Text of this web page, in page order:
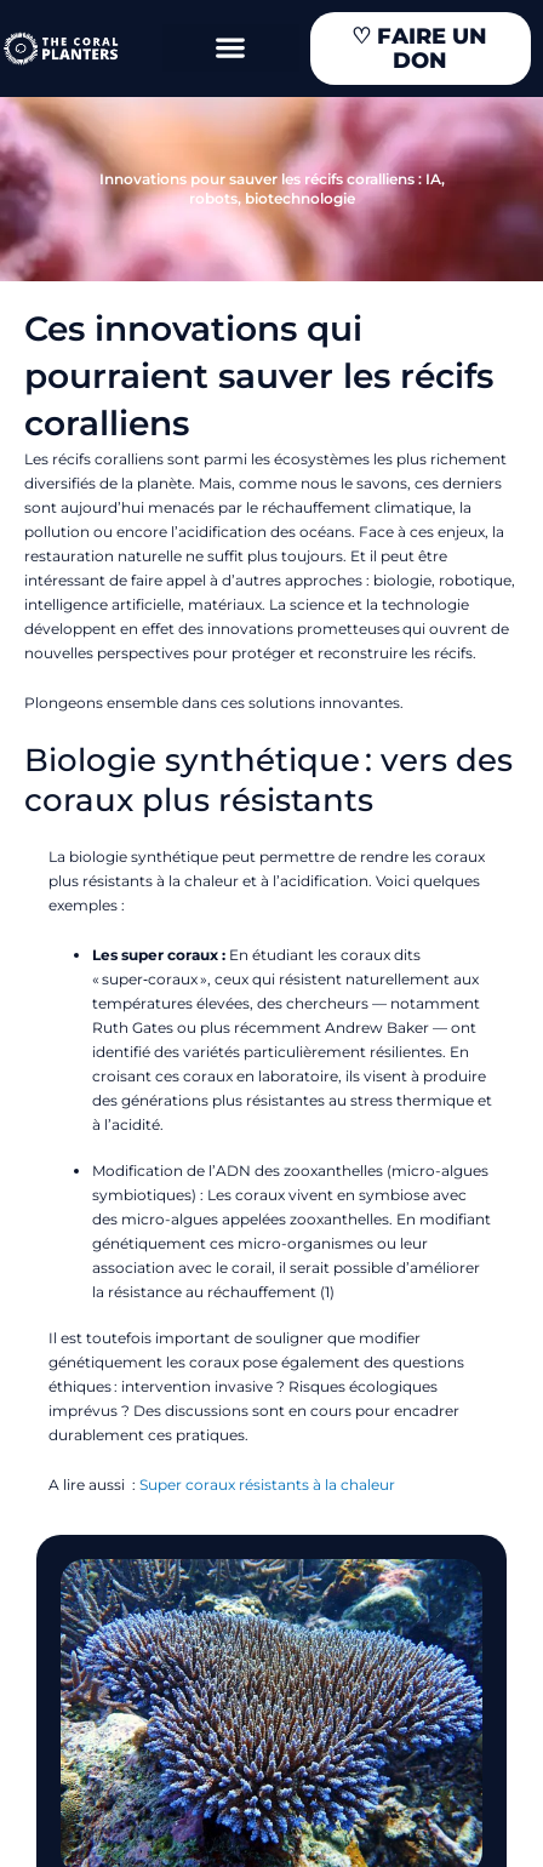
au
contenu
♡ FAIRE UN
DON
Innovations pour sauver les récifs coralliens : IA,
robots, biotechnologie
Ces innovations qui
pourraient sauver les récifs
coralliens
Les récifs coralliens sont parmi les écosystèmes les plus richement
diversifiés de la planète. Mais, comme nous le savons, ces derniers
sont aujourd’hui menacés par le réchauffement climatique, la
pollution ou encore l’acidification des océans. Face à ces enjeux, la
restauration naturelle ne suffit plus toujours. Et il peut être
intéressant de faire appel à d’autres approches : biologie, robotique,
intelligence artificielle, matériaux. La science et la technologie
développent en effet des innovations prometteuses qui ouvrent de
nouvelles perspectives pour protéger et reconstruire les récifs.
Plongeons ensemble dans ces solutions innovantes.
Biologie synthétique : vers des
coraux plus résistants
La biologie synthétique peut permettre de rendre les coraux
plus résistants à la chaleur et à l’acidification. Voici quelques
exemples :
Les super coraux : En étudiant les coraux dits
« super‑coraux », ceux qui résistent naturellement aux
températures élevées, des chercheurs — notamment
Ruth Gates ou plus récemment Andrew Baker — ont
identifié des variétés particulièrement résilientes. En
croisant ces coraux en laboratoire, ils visent à produire
des générations plus résistantes au stress thermique et
à l’acidité.
Modification de l’ADN des zooxanthelles (micro-algues
symbiotiques) : Les coraux vivent en symbiose avec
des micro-algues appelées zooxanthelles. En modifiant
génétiquement ces micro-organismes ou leur
association avec le corail, il serait possible d’améliorer
la résistance au réchauffement (1)
Il est toutefois important de souligner que modifier
génétiquement les coraux pose également des questions
éthiques : intervention invasive ? Risques écologiques
imprévus ? Des discussions sont en cours pour encadrer
durablement ces pratiques.
A lire aussi : Super coraux résistants à la chaleur